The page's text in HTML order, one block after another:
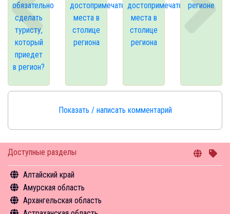
Доступные разделы
Алтайский край
Общая информация
Объекты туристского притяжения
Амурская область
Общая информация
Архангельская область
обязательно
сделать
туристу,
который
приедет
в регион?
достопримечательные
места в
столице
региона
достопримечательные
места в
столице
региона
регионе
Показать / написать комментарий